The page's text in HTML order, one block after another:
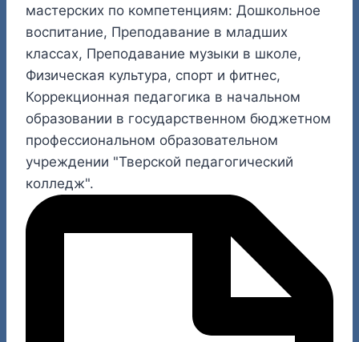
мастерских по компетенциям: Дошкольное
воспитание, Преподавание в младших
классах, Преподавание музыки в школе,
Физическая культура, спорт и фитнес,
Коррекционная педагогика в начальном
образовании в государственном бюджетном
профессиональном образовательном
учреждении "Тверской педагогический
колледж".